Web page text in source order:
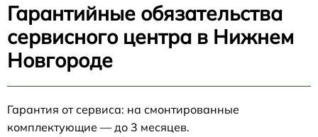
Гарантийные обязательства
сервисного центра в Нижнем
Новгороде
Гарантия от сервиса: на смонтированные
комплектующие — до 3 месяцев.